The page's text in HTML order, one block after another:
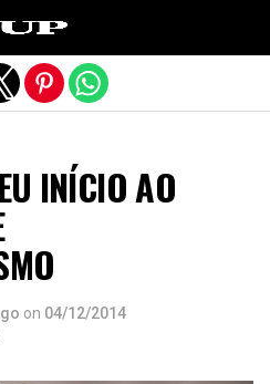
INÍCIO AO
on 04/12/2014
version